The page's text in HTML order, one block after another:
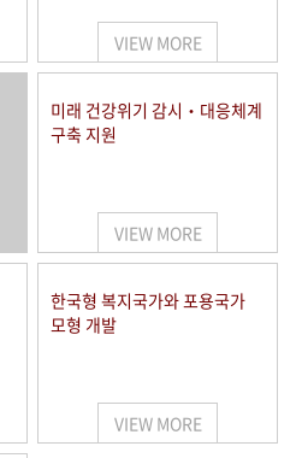
VIEW MORE
미래 건강위기 감시‧대응체계
구축 지원
VIEW MORE
한국형 복지국가와 포용국가
모형 개발
VIEW MORE